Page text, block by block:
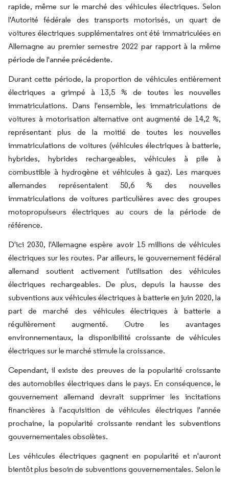
rapide, même sur le marché des véhicules électriques. Selon
l'Autorité fédérale des transports motorisés, un quart de
voitures électriques supplémentaires ont été immatriculées en
Allemagne au premier semestre 2022 par rapport à la même
période de l'année précédente.
Durant cette période, la proportion de véhicules entièrement
électriques a grimpé à 13,5 % de toutes les nouvelles
immatriculations. Dans l'ensemble, les immatriculations de
voitures à motorisation alternative ont augmenté de 14,2 %,
représentant plus de la moitié de toutes les nouvelles
immatriculations de voitures (véhicules électriques à batterie,
hybrides, hybrides rechargeables, véhicules à pile à
combustible à hydrogène et véhicules à gaz). Les marques
allemandes représentaient 50,6 % des nouvelles
immatriculations de voitures particulières avec des groupes
motopropulseurs électriques au cours de la période de
référence.
D'ici 2030, l'Allemagne espère avoir 15 millions de véhicules
électriques sur les routes. Par ailleurs, le gouvernement fédéral
allemand soutient activement l'utilisation des véhicules
électriques rechargeables. De plus, depuis la hausse des
subventions aux véhicules électriques à batterie en juin 2020, la
part de marché des véhicules électriques à batterie a
régulièrement augmenté. Outre les avantages
environnementaux, la disponibilité croissante de véhicules
électriques sur le marché stimule la croissance.
Cependant, il existe des preuves de la popularité croissante
des automobiles électriques dans le pays. En conséquence, le
gouvernement allemand devrait supprimer les incitations
financières à l'acquisition de véhicules électriques l'année
prochaine, la popularité croissante rendant les subventions
gouvernementales obsolètes.
Les véhicules électriques gagnent en popularité et n'auront
bientôt plus besoin de subventions gouvernementales. Selon le